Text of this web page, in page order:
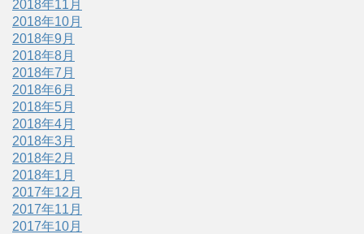
2018年11月
2018年10月
2018年9月
2018年8月
2018年7月
2018年6月
2018年5月
2018年4月
2018年3月
2018年2月
2018年1月
2017年12月
2017年11月
2017年10月